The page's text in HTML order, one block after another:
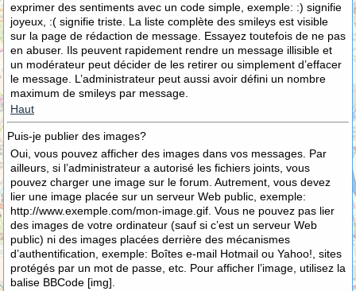
exprimer des sentiments avec un code simple, exemple: :) signifie
joyeux, :( signifie triste. La liste complète des smileys est visible
sur la page de rédaction de message. Essayez toutefois de ne pas
en abuser. Ils peuvent rapidement rendre un message illisible et
un modérateur peut décider de les retirer ou simplement d’effacer
le message. L’administrateur peut aussi avoir défini un nombre
maximum de smileys par message.
Haut
Puis-je publier des images?
Oui, vous pouvez afficher des images dans vos messages. Par
ailleurs, si l’administrateur a autorisé les fichiers joints, vous
pouvez charger une image sur le forum. Autrement, vous devez
lier une image placée sur un serveur Web public, exemple:
http://www.exemple.com/mon-image.gif. Vous ne pouvez pas lier
des images de votre ordinateur (sauf si c’est un serveur Web
public) ni des images placées derrière des mécanismes
d’authentification, exemple: Boîtes e-mail Hotmail ou Yahoo!, sites
protégés par un mot de passe, etc. Pour afficher l’image, utilisez la
balise BBCode [img].